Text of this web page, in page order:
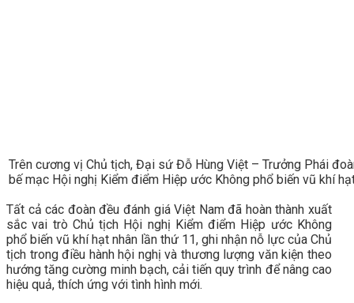
Trên cương vị Chủ tịch, Đại sứ Đỗ Hùng Việt – Trưởng Phái
bế mạc Hội nghị Kiểm điểm Hiệp ước Không phổ biến vũ khí
Tất cả các đoàn đều đánh giá Việt Nam đã hoàn thành xuất
sắc vai trò Chủ tịch Hội nghị Kiểm điểm Hiệp ước Không
phổ biến vũ khí hạt nhân lần thứ 11, ghi nhận nỗ lực của Chủ
tịch trong điều hành hội nghị và thương lượng văn kiện theo
hướng tăng cường minh bạch, cải tiến quy trình để nâng cao
hiệu quả, thích ứng với tình hình mới.